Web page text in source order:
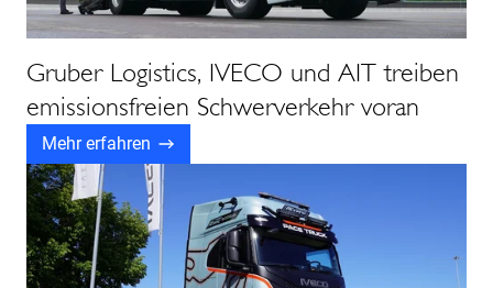
Gruber Logistics, IVECO und AIT treiben
emissionsfreien Schwerverkehr voran
Mehr erfahren